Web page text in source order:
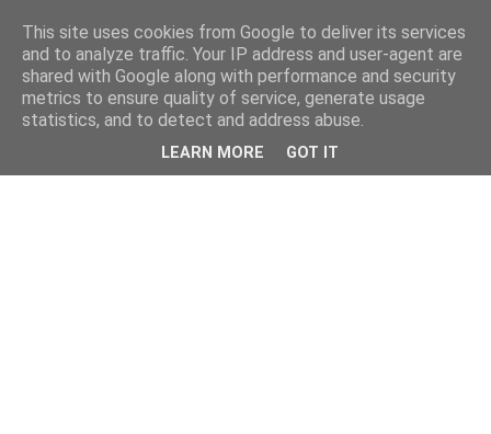
kristietim
viss, kas jāzin kristietim
This site uses cookies from Google to deliver its services
and to analyze traffic. Your IP address and user-agent are
shared with Google along with performance and security
metrics to ensure quality of service, generate usage
statistics, and to detect and address abuse.
LEARN MORE GOT IT